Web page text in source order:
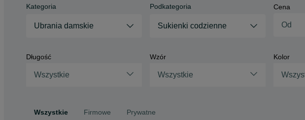
Kategoria
Ubrania damskie
Podkategoria
Sukienki codzienne
Cena
Długość
Wszystkie
Wzór
Wszystkie
Kolor
Wszystkie Firmowe Prywatne